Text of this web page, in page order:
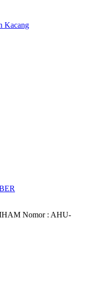
Kacang
Nomor : AHU-